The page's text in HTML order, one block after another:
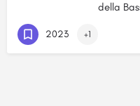
della
2023 +1